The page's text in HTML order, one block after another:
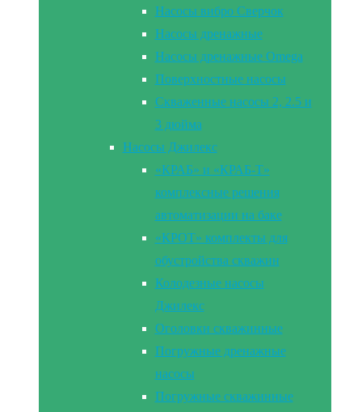
Насосы вибро Сверчок
Насосы дренажные
Насосы дренажные Omega
Поверхностные насосы
Скваженные насосы 2, 2.5 и
3 дюйма
Насосы Джилекс
«КРАБ» и «КРАБ-Т»
комплексные решения
автоматизации на баке
«КРОТ» комплекты для
обустройства скважин
Колодезные насосы
Джилекс
Оголовки скважинные
Погружные дренажные
насосы
Погружные скважинные